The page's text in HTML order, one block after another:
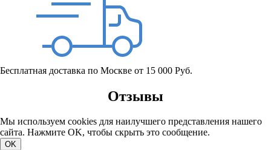
Бесплатная доставка по Москве от 15 000 Руб.
Отзывы
Мы используем cookies для наилучшего представления нашего
сайта. Нажмите OK, чтобы скрыть это сообщение.
OK